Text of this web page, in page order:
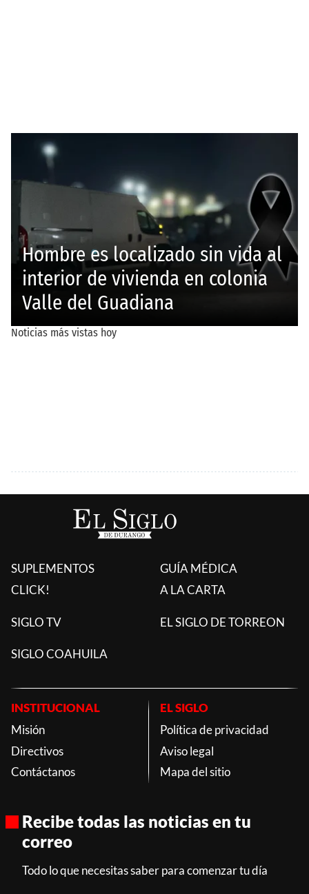
SUPLEMENTOS
CLICK!
GUÍA MÉDICA
A LA CARTA
SIGLO TV EL SIGLO DE TORREON
SIGLO COAHUILA
INSTITUCIONAL
Misión
Directivos
Contáctanos
EL SIGLO
Política de privacidad
Aviso legal
Mapa del sitio
Recibe todas las noticias en tu
correo
Todo lo que necesitas saber para comenzar tu día